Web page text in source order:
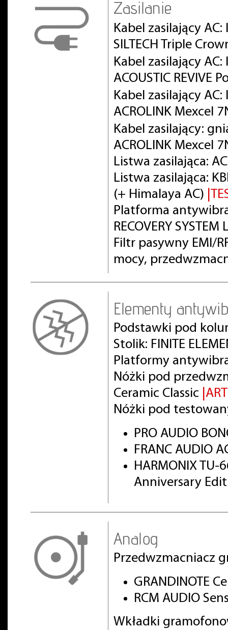
Zasilanie
Kabel zasilający
SILTECH Triple
Kabel zasilający
ACOUSTIC REVIVE
Kabel zasilający
ACROLINK Mexcel
Kabel zasilający:
ACROLINK Mexcel
Listwa zasilająca:
Listwa zasilająca:
(+ Himalaya AC)
Platforma
RECOVERY
Filtr pasywny EMI/
mocy,
Elementy
Podstawki pod
Stolik: FINITE
Platformy
Nóżki pod
Ceramic Classic
Nóżki pod
PRO AUDIO
FRANC AUDIO
HARMONIX TU-
Anniversary
Analog
Przedwzmacniacz
GRANDINOTE
RCM AUDIO
Wkładki